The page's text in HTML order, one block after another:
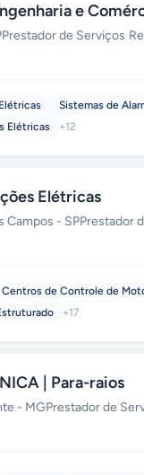
e
Prestador de Serviços·
Sistemas de
Elétricas
+12
Elétricas
Campos - SPPrestador
Centros de Controle de
+17
| Para-raios
- MGPrestador de